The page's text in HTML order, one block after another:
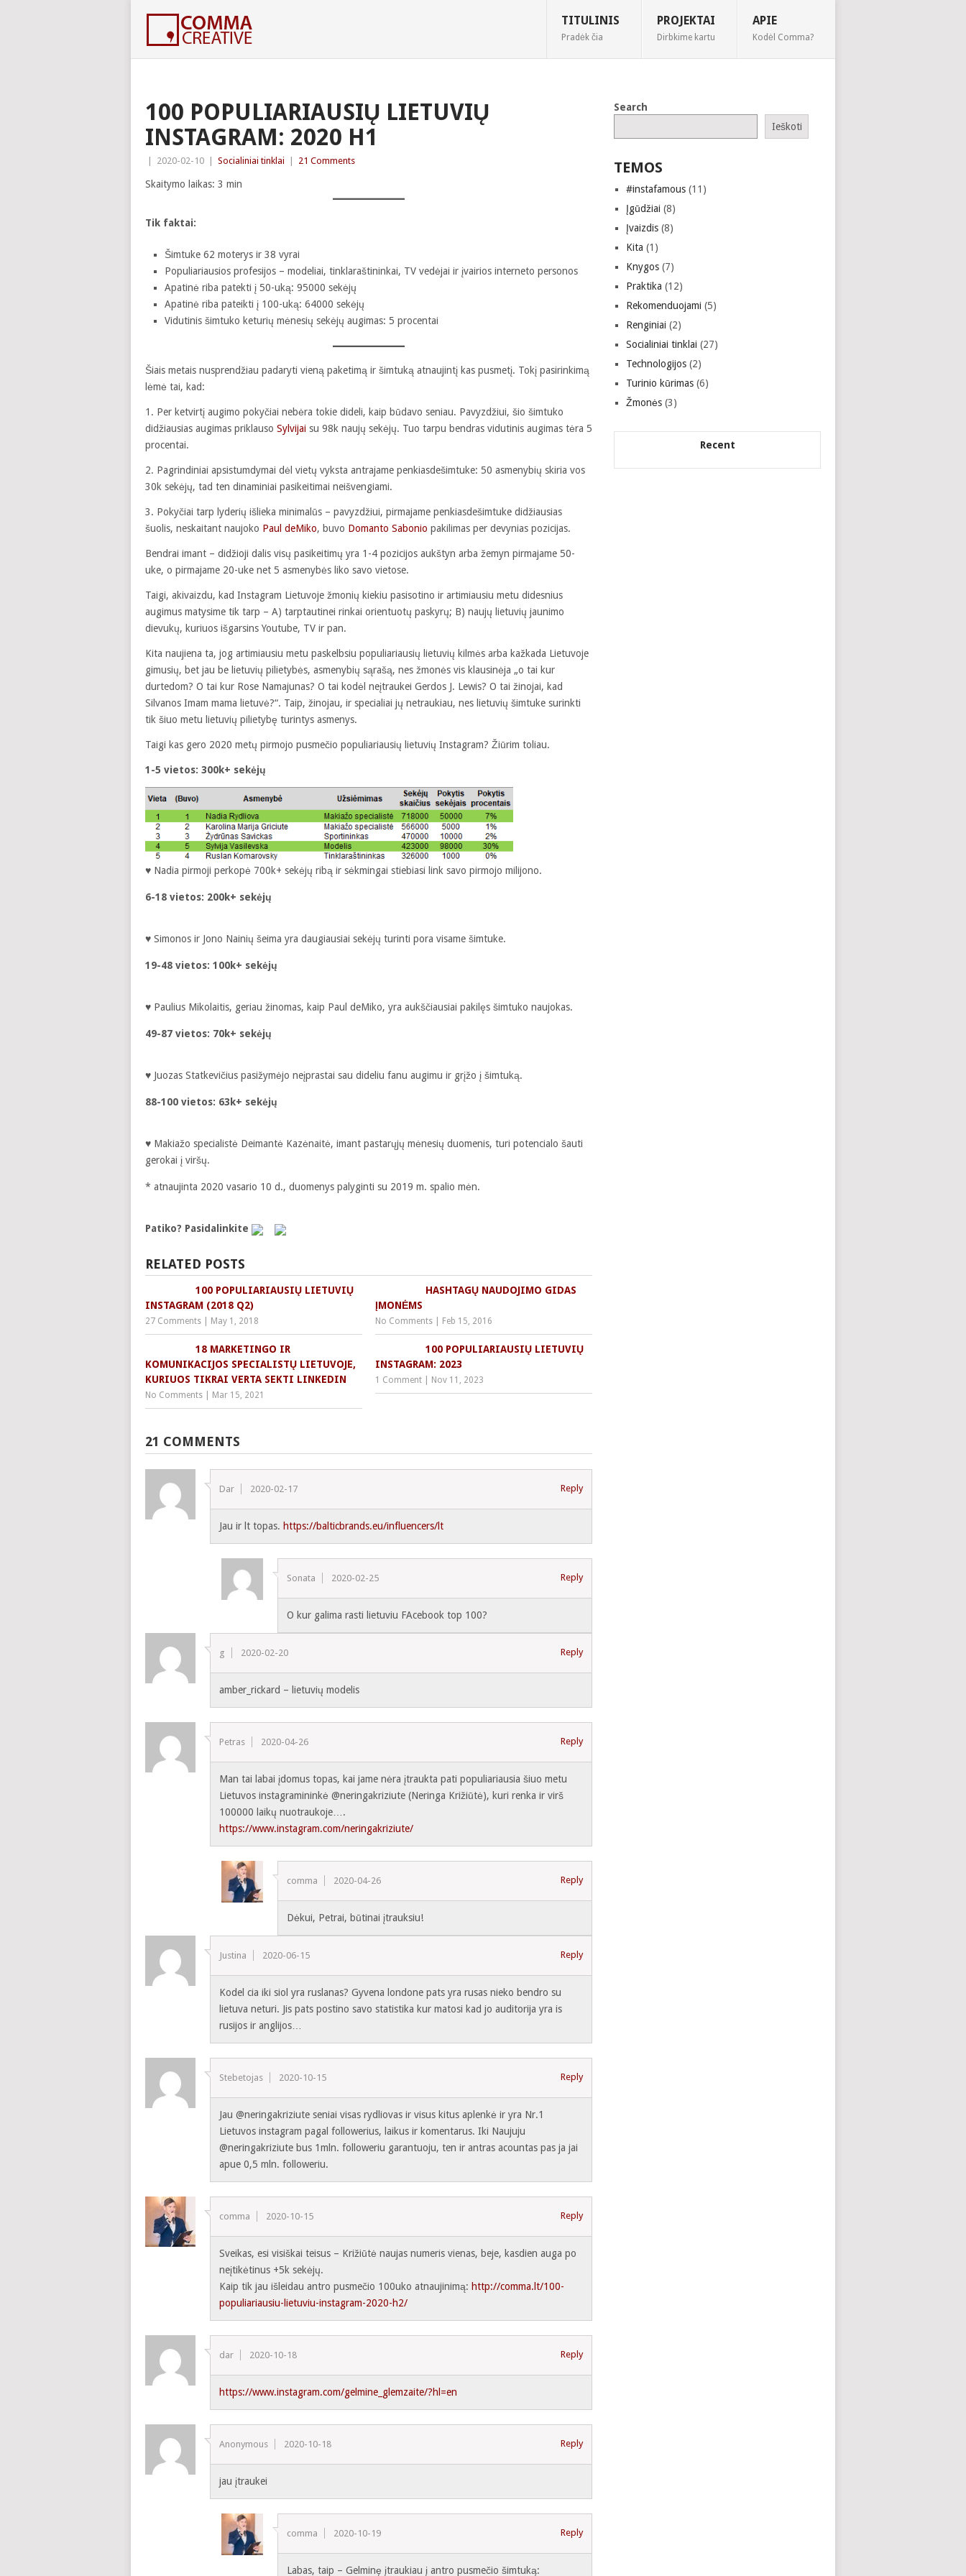
TITULINIS
Pradėk čia
PROJEKTAI
Dirbkime kartu
APIE
Kodėl Comma?
100 POPULIARIAUSIŲ LIETUVIŲ
INSTAGRAM: 2020 H1
2020-02-10 Socialiniai tinklai 21 Comments
Skaitymo laikas: 3 min
Tik faktai:
Šimtuke 62 moterys ir 38 vyrai
Populiariausios profesijos – modeliai, tinklaraštininkai, TV vedėjai ir įvairios interneto personos
Apatinė riba patekti į 50-uką: 95000 sekėjų
Apatinė riba pateikti į 100-uką: 64000 sekėjų
Vidutinis šimtuko keturių mėnesių sekėjų augimas: 5 procentai
Šiais metais nusprendžiau padaryti vieną paketimą ir šimtuką atnaujintį kas pusmetį. Tokį pasirinkimą
lėmė tai, kad:
1. Per ketvirtį augimo pokyčiai nebėra tokie dideli, kaip būdavo seniau. Pavyzdžiui, šio šimtuko
didžiausias augimas priklauso Sylvijai su 98k naujų sekėjų. Tuo tarpu bendras vidutinis augimas tėra 5
procentai.
2. Pagrindiniai apsistumdymai dėl vietų vyksta antrajame penkiasdešimtuke: 50 asmenybių skiria vos
30k sekėjų, tad ten dinaminiai pasikeitimai neišvengiami.
3. Pokyčiai tarp lyderių išlieka minimalūs – pavyzdžiui, pirmajame penkiasdešimtuke didžiausias
šuolis, neskaitant naujoko Paul deMiko, buvo Domanto Sabonio pakilimas per devynias pozicijas.
Bendrai imant – didžioji dalis visų pasikeitimų yra 1-4 pozicijos aukštyn arba žemyn pirmajame 50-
uke, o pirmajame 20-uke net 5 asmenybės liko savo vietose.
Taigi, akivaizdu, kad Instagram Lietuvoje žmonių kiekiu pasisotino ir artimiausiu metu didesnius
augimus matysime tik tarp – A) tarptautinei rinkai orientuotų paskyrų; B) naujų lietuvių jaunimo
dievukų, kuriuos išgarsins Youtube, TV ir pan.
Kita naujiena ta, jog artimiausiu metu paskelbsiu populiariausių lietuvių kilmės arba kažkada Lietuvoje
gimusių, bet jau be lietuvių pilietybės, asmenybių sąrašą, nes žmonės vis klausinėja „o tai kur
durtedom? O tai kur Rose Namajunas? O tai kodėl neįtraukei Gerdos J. Lewis? O tai žinojai, kad
Silvanos Imam mama lietuvė?“. Taip, žinojau, ir specialiai jų netraukiau, nes lietuvių šimtuke surinkti
tik šiuo metu lietuvių pilietybę turintys asmenys.
Taigi kas gero 2020 metų pirmojo pusmečio populiariausių lietuvių Instagram? Žiūrim toliau.
1-5 vietos: 300k+ sekėjų
♥ Nadia pirmoji perkopė 700k+ sekėjų ribą ir sėkmingai stiebiasi link savo pirmojo milijono.
6-18 vietos: 200k+ sekėjų
♥ Simonos ir Jono Nainių šeima yra daugiausiai sekėjų turinti pora visame šimtuke.
19-48 vietos: 100k+ sekėjų
♥ Paulius Mikolaitis, geriau žinomas, kaip Paul deMiko, yra aukščiausiai pakilęs šimtuko naujokas.
49-87 vietos: 70k+ sekėjų
♥ Juozas Statkevičius pasižymėjo neįprastai sau dideliu fanu augimu ir grįžo į šimtuką.
88-100 vietos: 63k+ sekėjų
♥ Makiažo specialistė Deimantė Kazėnaitė, imant pastarųjų mėnesių duomenis, turi potencialo šauti
gerokai į viršų.
* atnaujinta 2020 vasario 10 d., duomenys palyginti su 2019 m. spalio mėn.
Patiko? Pasidalinkite
RELATED POSTS
100 POPULIARIAUSIŲ LIETUVIŲ
INSTAGRAM (2018 Q2)
27 Comments May 1, 2018
HASHTAGŲ NAUDOJIMO GIDAS
ĮMONĖMS
No Comments Feb 15, 2016
18 MARKETINGO IR
KOMUNIKACIJOS SPECIALISTŲ LIETUVOJE,
KURIUOS TIKRAI VERTA SEKTI LINKEDIN
No Comments Mar 15, 2021
100 POPULIARIAUSIŲ LIETUVIŲ
INSTAGRAM: 2023
1 Comment Nov 11, 2023
21 COMMENTS
Dar 2020-02-17 Reply
Jau ir lt topas. https://balticbrands.eu/influencers/lt
Sonata 2020-02-25 Reply
O kur galima rasti lietuviu FAcebook top 100?
g 2020-02-20 Reply
amber_rickard – lietuvių modelis
Petras 2020-04-26 Reply
Man tai labai įdomus topas, kai jame nėra įtraukta pati populiariausia šiuo metu
Lietuvos instagramininkė @neringakriziute (Neringa Križiūtė), kuri renka ir virš
100000 laikų nuotraukoje….
https://www.instagram.com/neringakriziute/
comma 2020-04-26 Reply
Dėkui, Petrai, būtinai įtrauksiu!
Justina 2020-06-15 Reply
Kodel cia iki siol yra ruslanas? Gyvena londone pats yra rusas nieko bendro su
lietuva neturi. Jis pats postino savo statistika kur matosi kad jo auditorija yra is
rusijos ir anglijos…
Stebetojas 2020-10-15 Reply
Jau @neringakriziute seniai visas rydliovas ir visus kitus aplenkė ir yra Nr.1
Lietuvos instagram pagal followerius, laikus ir komentarus. Iki Naujuju
@neringakriziute bus 1mln. followeriu garantuoju, ten ir antras acountas pas ja jai
apue 0,5 mln. followeriu.
comma 2020-10-15 Reply
Sveikas, esi visiškai teisus – Križiūtė naujas numeris vienas, beje, kasdien auga po
neįtikėtinus +5k sekėjų.
Kaip tik jau išleidau antro pusmečio 100uko atnaujinimą: http://comma.lt/100-
populiariausiu-lietuviu-instagram-2020-h2/
dar 2020-10-18 Reply
https://www.instagram.com/gelmine_glemzaite/?hl=en
Anonymous 2020-10-18 Reply
jau įtraukei
comma 2020-10-19 Reply
Labas, taip – Gelminę įtraukiau į antro pusmečio šimtuką:
Search
Ieškoti
TEMOS
#instafamous (11)
Įgūdžiai (8)
Įvaizdis (8)
Kita (1)
Knygos (7)
Praktika (12)
Rekomenduojami (5)
Renginiai (2)
Socialiniai tinklai (27)
Technologijos (2)
Turinio kūrimas (6)
Žmonės (3)
Recent